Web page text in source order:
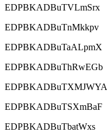
EDPBKADBuTVLmSrx
EDPBKADBuTnMkkpv
EDPBKADBuTaALpmX
EDPBKADBuThRwEGb
EDPBKADBuTXMJWYA
EDPBKADBuTSXmBaF
EDPBKADBuTbatWxs